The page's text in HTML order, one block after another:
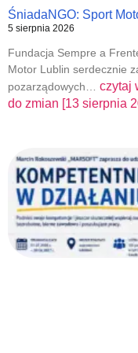
ŚniadaNGO: Sport
5 sierpnia 2026
Fundacja Sempre a
Motor Lublin serdecznie
pozarządowych… czytaj
do zmian [13 sierpnia